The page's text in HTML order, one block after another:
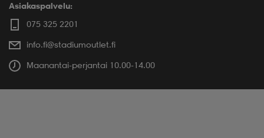
Asiakaspalvelu:
075 325 2201
info.fi@stadiumoutlet.fi
Maanantai-perjantai 10.00-14.00